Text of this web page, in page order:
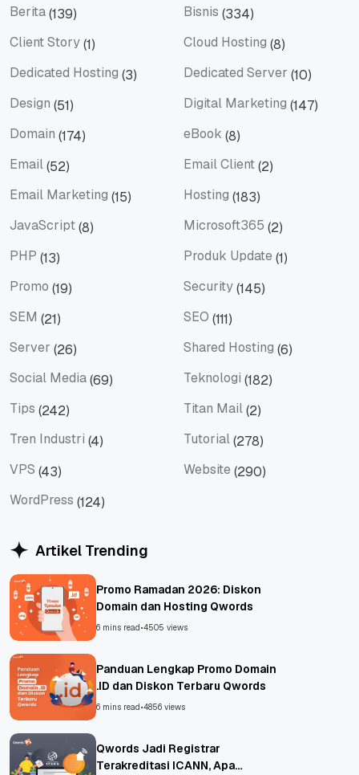
Berita(139) Bisnis (334)
Client Story(1) Cloud Hosting (8)
Dedicated Hosting (3) Dedicated Server (10)
Design (51) Digital Marketing (147)
Domain (174) eBook (8)
Email(52) Email Client(2)
Email Marketing (15) Hosting (183)
JavaScript(8) Microsoft365 (2)
PHP (13) Produk Update (1)
Promo (19) Security(145)
SEM (21) SEO (111)
Server (26) Shared Hosting (6)
Social Media(69) Teknologi (182)
Tips (242) Titan Mail(2)
Tren Industri (4) Tutorial(278)
VPS (43) Website (290)
WordPress (124)
Artikel Trending
Promo Ramadan 2026: Diskon
Domain dan Hosting Qwords
6 mins read•4505 views
Panduan Lengkap Promo Domain
.ID dan Diskon Terbaru Qwords
6 mins read•4856 views
Qwords Jadi Registrar
Terakreditasi ICANN, Apa